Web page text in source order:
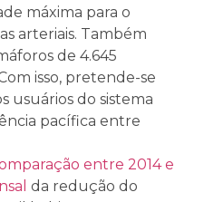
máxima para o
arteriais. Também
de 4.645
isso, pretende-se
usuários do sistema
pacífica entre
entre 2014 e
da redução do